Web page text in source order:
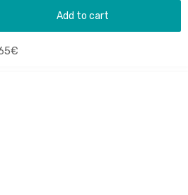
Add to cart
€